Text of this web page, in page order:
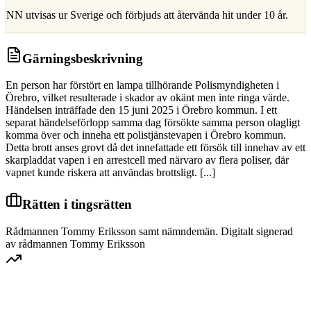
NN utvisas ur Sverige och förbjuds att återvända hit under 10 år.
Gärningsbeskrivning
En person har förstört en lampa tillhörande Polismyndigheten i
Örebro, vilket resulterade i skador av okänt men inte ringa värde.
Händelsen inträffade den 15 juni 2025 i Örebro kommun. I ett
separat händelseförlopp samma dag försökte samma person olagligt
komma över och inneha ett polistjänstevapen i Örebro kommun.
Detta brott anses grovt då det innefattade ett försök till innehav av ett
skarpladdat vapen i en arrestcell med närvaro av flera poliser, där
vapnet kunde riskera att användas brottsligt. [...]
Rätten i tingsrätten
Rådmannen Tommy Eriksson samt nämndemän. Digitalt signerad
av rådmannen Tommy Eriksson